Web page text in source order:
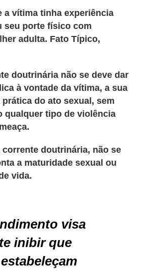
a vítima tinha experiência
seu porte físico com
adulta. Fato Típico,
doutrinária não se deve dar
à vontade da vítima, a sua
do ato sexual, sem
qualquer tipo de violência
corrente doutrinária, não se
a maturidade sexual ou
vida.
visa
inibir que